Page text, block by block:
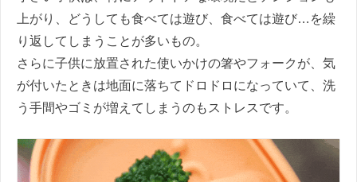
上がり、どうしても食べては遊び、食べては遊び…を繰
り返してしまうことが多いもの。
さらに子供に放置された使いかけの箸やフォークが、気
が付いたときは地面に落ちてドロドロになっていて、洗
う手間やゴミが増えてしまうのもストレスです。